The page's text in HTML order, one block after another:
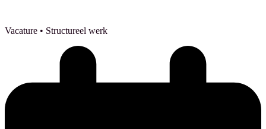
Vacature • Structureel werk